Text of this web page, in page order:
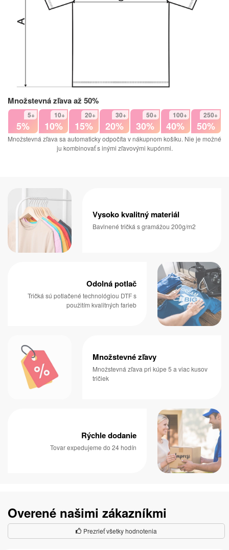
Množstevná zľava až 50%
5+
5%
10+
10%
20+
15%
30+
20%
50+
30%
100+
40%
250+
50%
Množstevná zľava sa automaticky odpočíta v nákupnom košíku. Nie je možné
ju kombinovať s inými zľavovými kupónmi.
Vysoko kvalitný materiál
Bavlnené tričká s gramážou 200g/m2
Odolná potlač
Tričká sú potlačené technológiou DTF s
použitím kvalitných farieb
Množstevné zľavy
Množstevná zľava pri kúpe 5 a viac kusov
tričiek
Rýchle dodanie
Tovar expedujeme do 24 hodín
Overené našimi zákazníkmi
Prezrieť všetky hodnotenia